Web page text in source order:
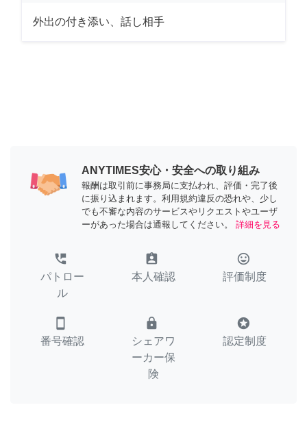
外出の付き添い、話し相手
ANYTIMES安心・安全への取り組み
報酬は取引前に事務局に支払われ、評価・完了後
に振り込まれます。利用規約違反の恐れや、少し
でも不審な内容のサービスやリクエストやユーザ
ーがあった場合は通報してください。
詳細を見る
perm_phone_msg
パトロー
ル
assignment_ind
本人確認
tag_faces
評価制度
smartphone
番号確認
lock
シェアワ
ーカー保
険
stars
認定制度